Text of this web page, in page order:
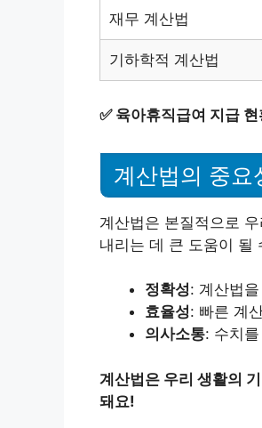
재무 계산법
기하학적 계산법
✅ 육아휴직급여 지급
계산법의 중요
계산법은 본질적으로
내리는 데 큰 도움이 될
정확성: 계산법
효율성: 빠른 계
의사소통: 수치
계산법은 우리 생활의
돼요!